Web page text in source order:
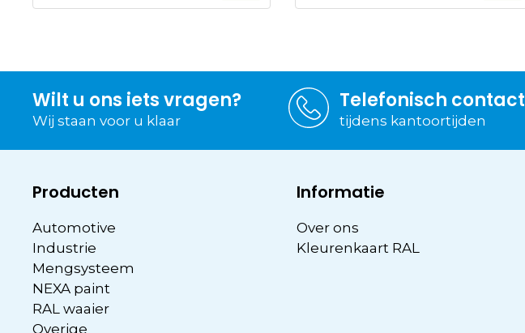
prijs
prijs
prijs
prijs
Wilt u ons iets vragen?
Wij staan voor u klaar
Telefonisch contact
tijdens kantoortijden
Producten
Automotive
Industrie
Mengsysteem
NEXA paint
RAL waaier
Overige
Informatie
Over ons
Kleurenkaart RAL